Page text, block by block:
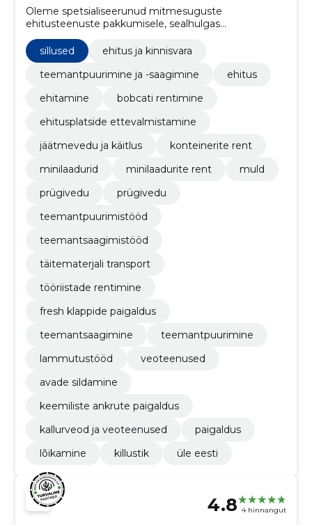
Oleme spetsialiseerunud mitmesuguste
ehitusteenuste pakkumisele, sealhulgas
teemantpuurimine, lammutustööd, prügivedu ja
veoteenused
sillused
ehitus ja kinnisvara
teemantpuurimine ja -saagimine
ehitus
ehitamine
bobcati rentimine
ehitusplatside ettevalmistamine
jäätmevedu ja käitlus
konteinerite rent
minilaadurid
minilaadurite rent
muld
prügivedu
prügivedu
teemantpuurimistööd
teemantsaagimistööd
täitematerjali transport
tööriistade rentimine
fresh klappide paigaldus
teemantsaagimine
teemantpuurimine
lammutustööd
veoteenused
avade sildamine
keemiliste ankrute paigaldus
kallurveod ja veoteenused
paigaldus
lõikamine
killustik üle eesti
4.8 4 hinnangut